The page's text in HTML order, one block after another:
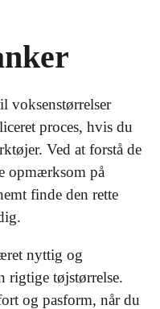
voksenstørrelser
proces, hvis du
Ved at forstå de
opmærksom på
finde den rette
nyttig og
rigtige tøjstørrelse.
og pasform, når du